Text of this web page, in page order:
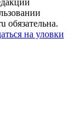
обязательна.
на уловки